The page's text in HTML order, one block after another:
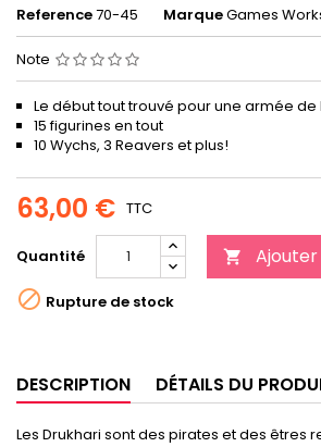
Reference70-45 MarqueGames
Note
Le début tout trouvé pour une armée de
15 figurines en tout
10 Wychs, 3 Reavers et plus!
63,00 € TTC
Quantité 
 Rupture de stock
DESCRIPTION DÉTAILS DU
Les Drukhari sont des pirates et des êtres